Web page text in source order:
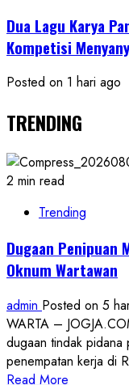
Dua Lagu Karya
Kompetisi
Posted on 1 hari ago
TRENDING
2 min read
Trending
Dugaan Penipuan
Oknum Wartawan
admin Posted on 5
WARTA –
dugaan tindak pidana
penempatan kerja di
Read More